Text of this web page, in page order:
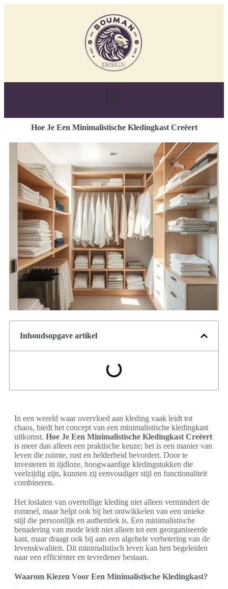
Hoe Je Een Minimalistische Kledingkast Creëert
Inhoudsopgave artikel
In een wereld waar overvloed aan kleding vaak leidt tot
chaos, biedt het concept van een minimalistische kledingkast
uitkomst. Hoe Je Een Minimalistische Kledingkast Creëert
is meer dan alleen een praktische keuze; het is een manier van
leven die ruimte, rust en helderheid bevordert. Door te
investeren in tijdloze, hoogwaardige kledingstukken die
veelzijdig zijn, kunnen zij eenvoudiger stijl en functionaliteit
combineren.
Het loslaten van overtollige kleding niet alleen vermindert de
rommel, maar helpt ook bij het ontwikkelen van een unieke
stijl die persoonlijk en authentiek is. Een minimalistische
benadering van mode leidt niet alleen tot een georganiseerde
kast, maar draagt ook bij aan een algehele verbetering van de
levenskwaliteit. Dit minimalistisch leven kan hen begeleiden
naar een efficiënter en tevredener bestaan.
Waarom Kiezen Voor Een Minimalistische Kledingkast?